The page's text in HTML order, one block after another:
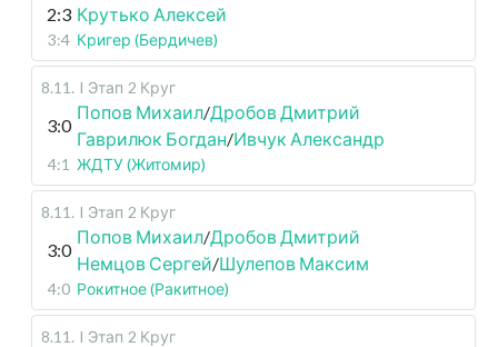
2:3 Крутько Алексей
3:4 Кригер (Бердичев)
8.11 . I Этап 2 Круг
3:0
Попов Михаил/Дробов Дмитрий
Гаврилюк Богдан/Ивчук Александр
4:1 ЖДТУ (Житомир)
8.11 . I Этап 2 Круг
3:0
Попов Михаил/Дробов Дмитрий
Немцов Сергей/Шулепов Максим
4:0 Рокитное (Ракитное)
8.11 . I Этап 2 Круг